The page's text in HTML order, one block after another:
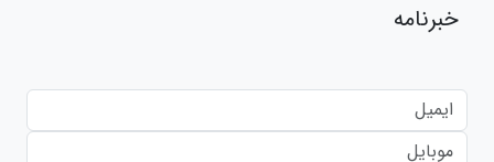
خبرنامه